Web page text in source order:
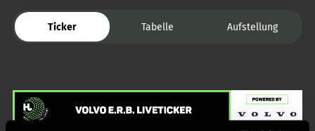
Ticker Tabelle Aufstellung